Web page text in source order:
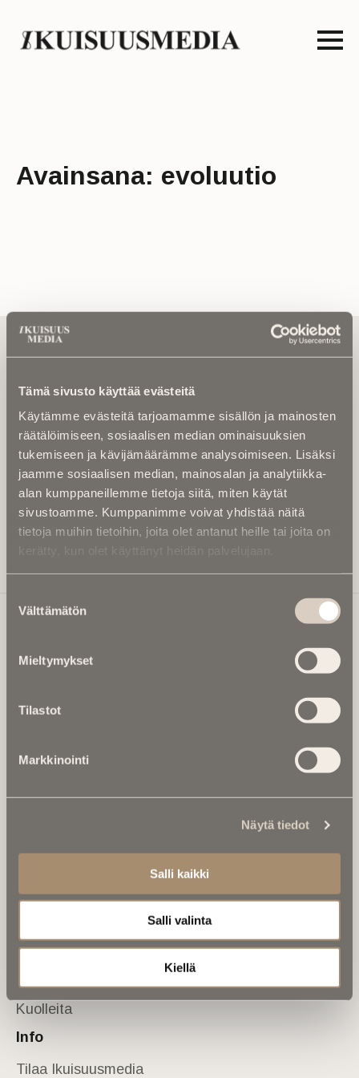
Tämä sivusto käyttää evästeitä
Käytämme evästeitä tarjoamamme sisällön ja mainosten
räätälöimiseen, sosiaalisen median ominaisuuksien
tukemiseen ja kävijämäärämme analysoimiseen. Lisäksi
jaamme sosiaalisen median, mainosalan ja analytiikka-
alan kumppaneillemme tietoja siitä, miten käytät
sivustoamme. Kumppanimme voivat yhdistää näitä
tietoja muihin tietoihin, joita olet antanut heille tai joita on
kerätty, kun olet käyttänyt heidän palvelujaan.
valinta
Välttämätön
Mieltymykset
Tilastot
Markkinointi
Näytä tiedot
Salli kaikki
Salli valinta
Kiellä
Avainsana: evoluutio
Tilaa uutiskirje - Pääset heti parhaiden
artikkelien pariin!
Kirjoita alle sähköpostiosoitteesi niin saat kaksi kertaa
etteivät kiinnostavat artikkelit jää huomaamatta.
Uutiskirje on maksuton eikä se velvoita mihinkään.
Kirjoita tähän sähköpostiosoite, johon haluat uutiskirjeen
tulevan:
Tilaa Uutiskirje
Ikuisuusmedia
valtakunnallinen mediabrändi. Julkaisemme uusimmat
kuolinuutiset ja kuolintiedot.
Anna palautetta
Muistokirjoituksia
Kuolema koskettaa
Asiantuntijoilta
Kuolleita
Info
Tilaa Ikuisuusmedia